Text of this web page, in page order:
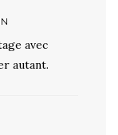
avec
autant.